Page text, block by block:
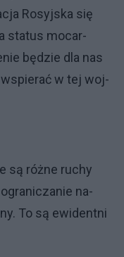
Ro­syj­ska się
sta­tus mo­car­
bę­dzie dla nas
wspie­rać w tej woj­
róż­ne ru­chy
na­
To są ewi­dent­ni